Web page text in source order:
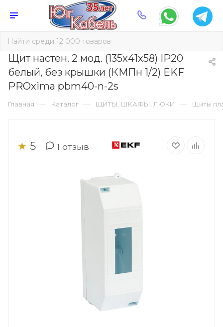
Щит настен. 2 мод. (135х41х58) IP20
белый, без крышки (КМПн 1/2) EKF
PROxima pbm40-n-2s
Главная — Каталог — ЩИТЫ, ШКАФЫ, ЛЮКИ — Щиты
★ 5 1 отзыв